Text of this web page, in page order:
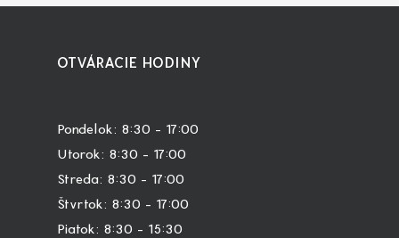
OTVÁRACIE HODINY
Pondelok: 8:30 – 17:00
Utorok: 8:30 – 17:00
Streda: 8:30 – 17:00
Štvrtok: 8:30 – 17:00
Piatok: 8:30 – 15:30